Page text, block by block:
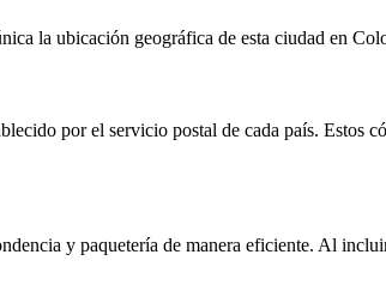
la ubicación geográfica de esta ciudad en
por el servicio postal de cada país.
y paquetería de manera eficiente. Al